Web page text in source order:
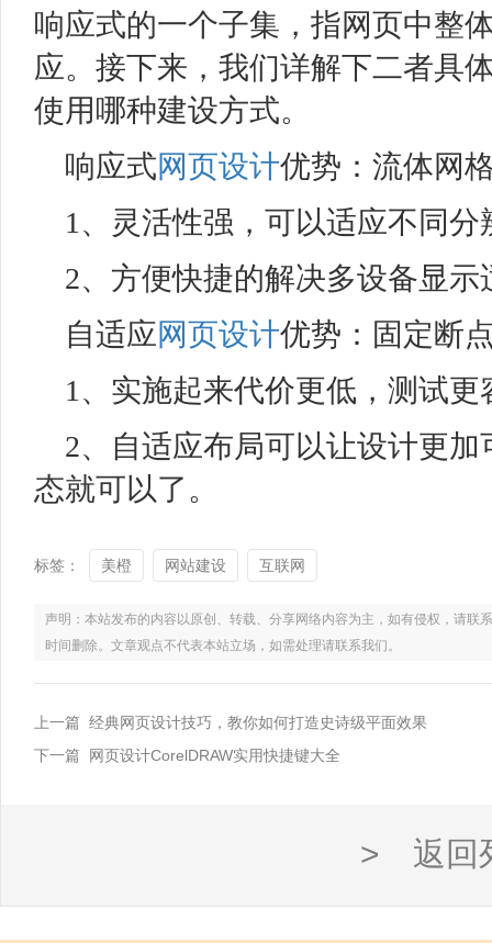
响应式的一个子集，指网页中整
应。接下来，我们详解下二者具
使用哪种建设方式。
响应式网页设计优势：流体网
1、灵活性强，可以适应不同分
2、方便快捷的解决多设备显
自适应网页设计优势：固定断
1、实施起来代价更低，测试更
2、自适应布局可以让设计更
态就可以了。
标签： 美橙 网站建设 互联网
声明：本站发布的内容以原创、转载、分享网络内容为主，如有侵权，请
时间删除。文章观点不代表本站立场，如需处理请联系我们。
上一篇 经典网页设计技巧，教你如何打造史诗级平面效果
下一篇 网页设计CorelDRAW实用快捷键大全
> 返回